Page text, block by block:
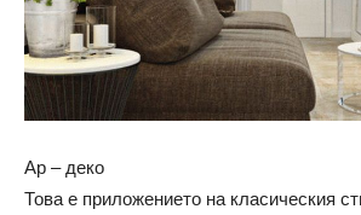
Ар – деко
Това е приложението на класическия